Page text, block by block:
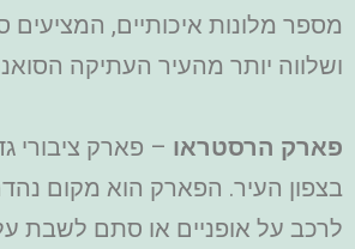
מספר מלונות איכותיים, המציעים
ושלווה יותר מהעיר העתיקה
פארק הרסטראו – פארק ציבורי
בצפון העיר. הפארק הוא מקום
לרכב על אופניים או סתם לשבת